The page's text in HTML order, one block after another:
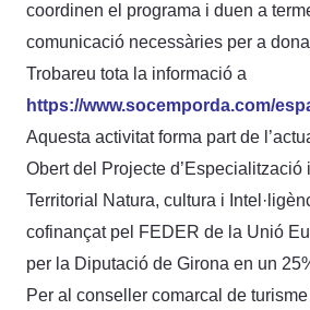
coordinen el programa i duen a
comunicació necessàries per a
Trobareu tota la informació a
https://www.socemporda.com/
Aquesta activitat forma part de
Obert del Projecte d’Especialització
Territorial Natura, cultura i
cofinançat pel FEDER de la Unió
per la Diputació de Girona en un
Per al conseller comarcal de